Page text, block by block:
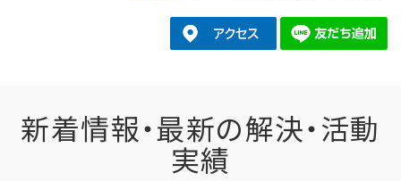
新着情報・最新の解決・活動
実績